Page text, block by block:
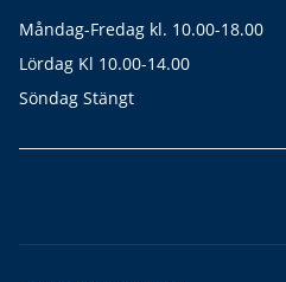
Måndag-Fredag kl. 10.00-18.00
Lördag Kl 10.00-14.00
Söndag Stängt